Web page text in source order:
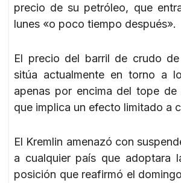
precio de su petróleo, que
lunes «o poco tiempo después».
El precio del barril de crudo
sitúa actualmente en torno a
apenas por encima del tope
que implica un efecto limitado a
El Kremlin amenazó con
a cualquier país que adoptara
posición que reafirmó el